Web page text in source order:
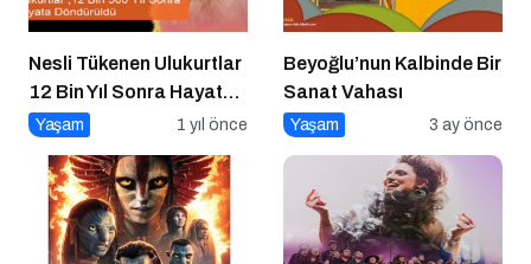
Nesli Tükenen Ulukurtlar
12 Bin Yıl Sonra Hayata
Döndürüldü
Yaşam 1 yıl önce
Beyoğlu’nun Kalbinde Bir
Sanat Vahası
Yaşam 3 ay önce